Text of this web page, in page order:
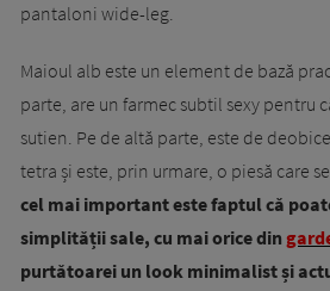
pantaloni wide-leg.
Maioul alb este un element de bază
parte, are un farmec subtil sexy pentru
sutien. Pe de altă parte, este de
tetra și este, prin urmare, o piesă care
cel mai important este faptul că
simplității sale, cu mai orice din
purtătoarei un look minimalist și